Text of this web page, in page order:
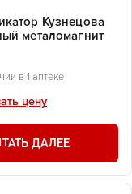
Кузнецова
металомагнит
в 1 аптеке
цену
ДАЛЕЕ